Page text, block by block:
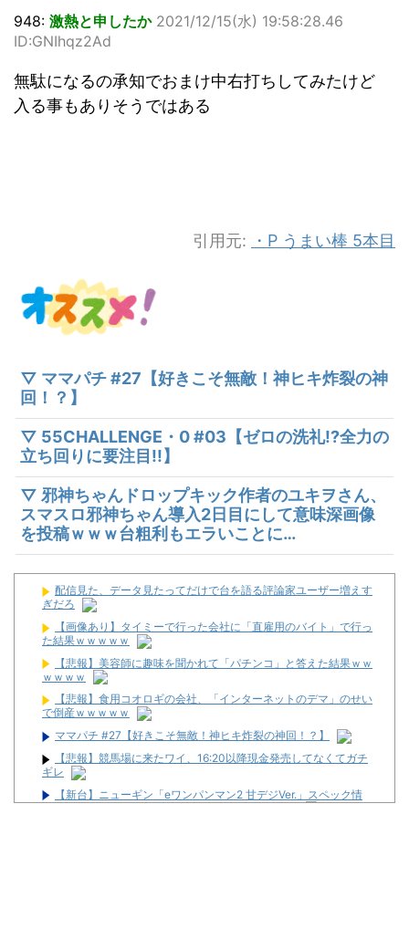
948: 激熱と申したか 2021/12/15(水) 19:58:28.46
ID:GNIhqz2Ad
無駄になるの承知でおまけ中右打ちしてみたけど
入る事もありそうではある
引用元: ・P うまい棒 5本目
▽ ママパチ #27【好きこそ無敵！神ヒキ炸裂の神
回！？】
▽ 55CHALLENGE・0 #03【ゼロの洗礼!?全力の
立ち回りに要注目!!】
▽ 邪神ちゃんドロップキック作者のユキヲさん、
スマスロ邪神ちゃん導入2日目にして意味深画像
を投稿ｗｗｗ台粗利もエラいことに…
配信見た、データ見たってだけで台を語る評論家ユーザー増えす
ぎだろ
【画像あり】タイミーで行った会社に「直雇用のバイト」で行っ
た結果ｗｗｗｗｗ
【悲報】美容師に趣味を聞かれて「パチンコ」と答えた結果ｗｗ
ｗｗｗｗ
【悲報】食用コオロギの会社、「インターネットのデマ」のせい
で倒産ｗｗｗｗｗ
ママパチ #27【好きこそ無敵！神ヒキ炸裂の神回！？】
【悲報】競馬場に来たワイ、16:20以降現金発売してなくてガチ
ギレ
【新台】ニューギン「eワンパンマン2 甘デジVer.」スペック情
報！デカヘソ搭載でRUSH中は5000個大当たり有！